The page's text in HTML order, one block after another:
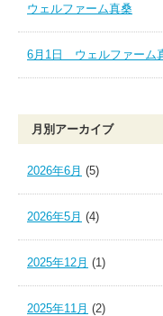
ウェルファーム真桑
6月1日 ウェルファーム
月別アーカイブ
2026年6月 (5)
2026年5月 (4)
2025年12月 (1)
2025年11月 (2)